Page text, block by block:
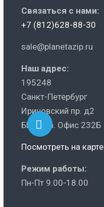
Связаться с нами:
+7 (812)628-88-30
sale@planetazip.ru
Наш адрес:
195248
Санкт-Петербург
Ириновский пр. д2
БЦ Ника. Офис 232Б
Посмотреть на карте
Режим работы:
Пн-Пт 9.00-18.00